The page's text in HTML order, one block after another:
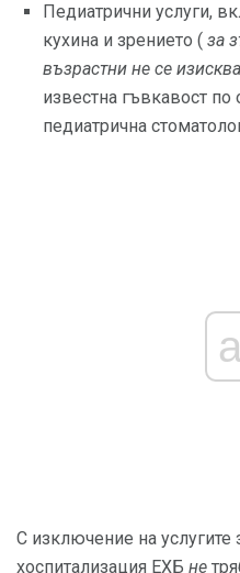
Педиатрични услуги,
кухина и зрението ( за
възрастни не се
известна гъвкавост
педиатрична
С изключение на услугите
хоспитализация ЕХБ не